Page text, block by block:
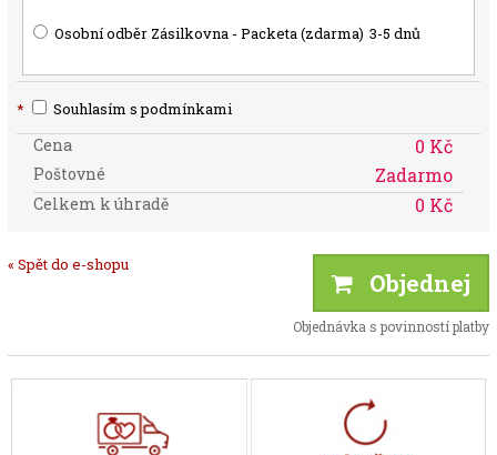
Osobní odběr Zásilkovna - Packeta (zdarma) 3-5 dnů
* Souhlasím s podmínkami
Cena 0 Kč
Poštovné Zadarmo
Celkem k úhradě 0 Kč
« Spět do e-shopu
Objednej
Objednávka s povinností platby